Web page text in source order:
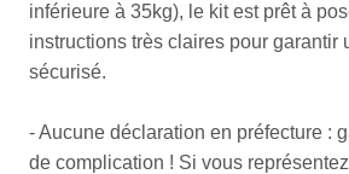
inférieure à 35kg), le kit est prêt à
instructions très claires pour garantir
sécurisé.
- Aucune déclaration en préfecture :
de complication ! Si vous